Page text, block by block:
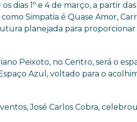
dias 1º e 4 de março, a partir
Simpatia é Quase Amor,
planejada para
Peixoto, no Centro, será o
Azul, voltado para o
José Carlos Cobra,